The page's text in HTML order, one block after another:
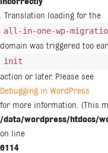
. Translation loading for the
all-in-one-wp-
domain was triggered too
init
action or later. Please see
Debugging in WordPress
for more information. (This
/data/wordpress/htdocs/
on line
6114